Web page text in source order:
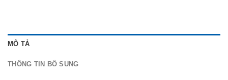
MÔ TẢ
THÔNG TIN BỔ SUNG